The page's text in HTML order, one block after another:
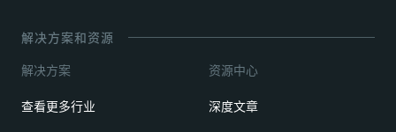
解决方案和资源
解决方案
查看更多行业
资源中心
深度文章